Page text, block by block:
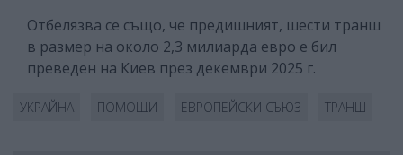
Отбелязва се също, че предишният, шести транш
в размер на около 2,3 милиарда евро е бил
преведен на Киев през декември 2025 г.
УКРАЙНА ПОМОЩИ ЕВРОПЕЙСКИ СЪЮЗ ТРАНШ